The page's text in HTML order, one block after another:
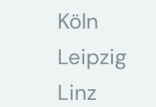
Köln
Leipzig
Linz